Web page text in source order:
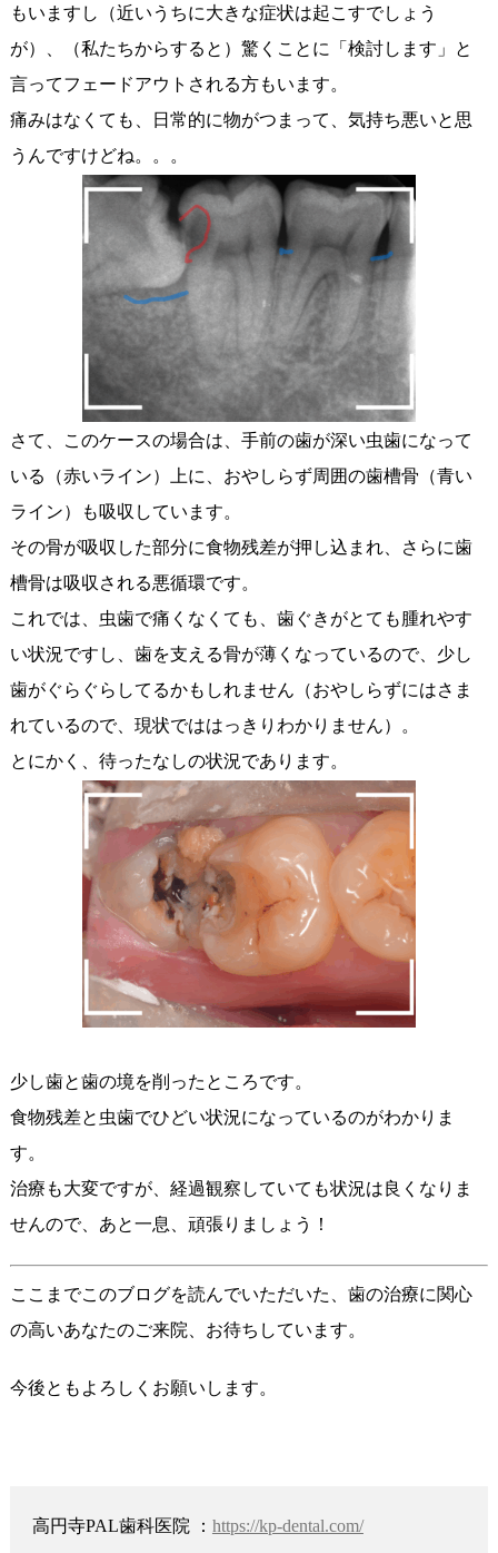
もいますし（近いうちに大きな症状は起こすでしょう
が）、（私たちからすると）驚くことに「検討します」と
言ってフェードアウトされる方もいます。
痛みはなくても、日常的に物がつまって、気持ち悪いと思
うんですけどね。。。
さて、このケースの場合は、手前の歯が深い虫歯になって
いる（赤いライン）上に、おやしらず周囲の歯槽骨（青い
ライン）も吸収しています。
その骨が吸収した部分に食物残差が押し込まれ、さらに歯
槽骨は吸収される悪循環です。
これでは、虫歯で痛くなくても、歯ぐきがとても腫れやす
い状況ですし、歯を支える骨が薄くなっているので、少し
歯がぐらぐらしてるかもしれません（おやしらずにはさま
れているので、現状でははっきりわかりません）。
とにかく、待ったなしの状況であります。
少し歯と歯の境を削ったところです。
食物残差と虫歯でひどい状況になっているのがわかりま
す。
治療も大変ですが、経過観察していても状況は良くなりま
せんので、あと一息、頑張りましょう！
ここまでこのブログを読んでいただいた、歯の治療に関心
の高いあなたのご来院、お待ちしています。
今後ともよろしくお願いします。
高円寺PAL歯科医院 ： https://kp-dental.com/